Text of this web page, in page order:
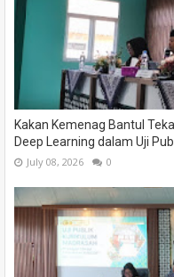
Kakan Kemenag Bantul
Deep Learning dalam Uji
July 08, 2026 0